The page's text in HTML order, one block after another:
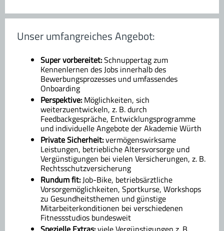
Unser umfangreiches Angebot:
Super vorbereitet:Schnuppertag zum
Kennenlernen des Jobs innerhalb des
Bewerbungsprozesses und umfassendes
Onboarding
Perspektive: Möglichkeiten, sich
weiterzuentwickeln, z. B. durch
Feedbackgespräche, Entwicklungsprogramme
und individuelle Angebote der Akademie Würth
Private Sicherheit:vermögenswirksame
Leistungen, betriebliche Altersvorsorge und
Vergünstigungen bei vielen Versicherungen, z. B.
Rechtsschutzversicherung
Rundum fit: Job-Bike, betriebsärztliche
Vorsorgemöglichkeiten, Sportkurse, Workshops
zu Gesundheitsthemen und günstige
Mitarbeiterkonditionen bei verschiedenen
Fitnessstudios bundesweit